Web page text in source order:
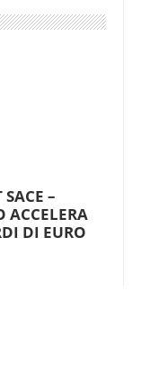
–
ACCELERA
DI EURO